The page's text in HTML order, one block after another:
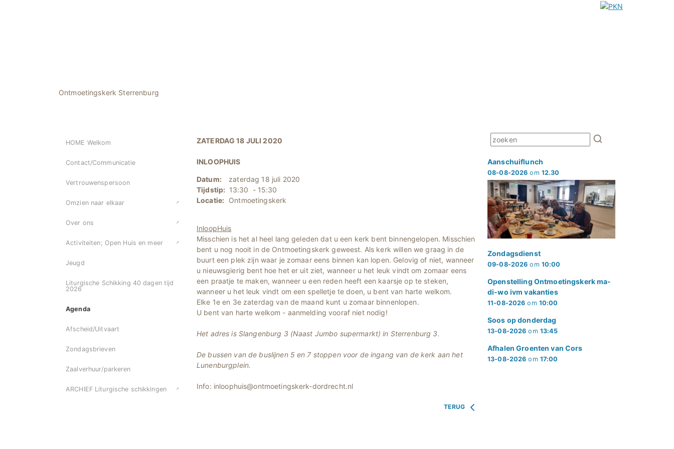
Ontmoetingskerk Sterrenburg
HOME Welkom
Contact/Communicatie
Vertrouwenspersoon
Omzien naar elkaar
Over ons
Activiteiten; Open Huis en meer
Jeugd
Liturgische Schikking 40 dagen tijd
2026
Agenda
Afscheid/Uitvaart
Zondagsbrieven
Zaalverhuur/parkeren
ARCHIEF Liturgische schikkingen
ZATERDAG 18 JULI 2020
INLOOPHUIS
Datum:
zaterdag 18 juli 2020
Tijdstip: 13:30 - 15:30
Locatie: Ontmoetingskerk
InloopHuis
Misschien is het al heel lang geleden dat u een kerk bent binnengelopen. Misschien
bent u nog nooit in de Ontmoetingskerk geweest. Als kerk willen we graag in de
buurt een plek zijn waar je zomaar eens binnen kan lopen. Gelovig of niet, wanneer
u nieuwsgierig bent hoe het er uit ziet, wanneer u het leuk vindt om zomaar eens
een praatje te maken, wanneer u een reden heeft een kaarsje op te steken,
wanneer u het leuk vindt om een spelletje te doen, u bent van harte welkom.
Elke 1e en 3e zaterdag van de maand kunt u zomaar binnenlopen.
U bent van harte welkom - aanmelding vooraf niet nodig!
Het adres is Slangenburg 3 (Naast Jumbo supermarkt) in Sterrenburg 3.
De bussen van de buslijnen 5 en 7 stoppen voor de ingang van de kerk aan het
Lunenburgplein.
Info: inloophuis@ontmoetingskerk-dordrecht.nl
TERUG
Aanschuiflunch
08-08-2026 om 12.30
Zondagsdienst
09-08-2026 om 10:00
Openstelling Ontmoetingskerk ma-
di-wo ivm vakanties
11-08-2026 om 10:00
Soos op donderdag
13-08-2026 om 13:45
Afhalen Groenten van Cors
13-08-2026 om 17:00